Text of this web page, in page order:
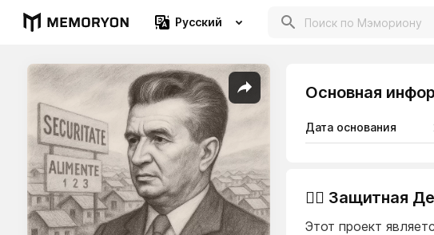
Русский
Основная
Дата основания
👨‍⚖️ Защитная
Этот проект